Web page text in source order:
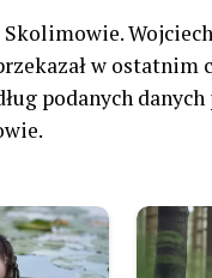
Skolimowie.
w
podanych